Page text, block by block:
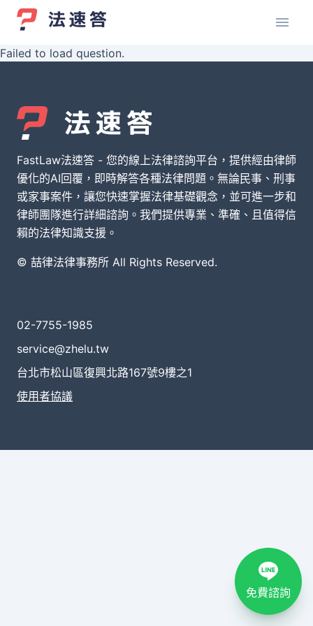
Failed to load question.
FastLaw法速答 - 您的線上法律諮詢平台，提供經由律師
優化的AI回覆，即時解答各種法律問題。無論民事、刑事
或家事案件，讓您快速掌握法律基礎觀念，並可進一步和
律師團隊進行詳細諮詢。我們提供專業、準確、且值得信
賴的法律知識支援。
© 喆律法律事務所 All Rights Reserved.
02-7755-1985
service@zhelu.tw
台北市松山區復興北路167號9樓之1
使用者協議
免費諮詢